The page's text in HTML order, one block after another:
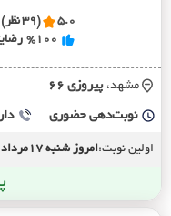
5.0 (39 نظر)
%100
مشهد، پيروزي 66
نوبت‌دهی حضوری
اولین نوبت:امروز شنبه 17مرداد 6عصر